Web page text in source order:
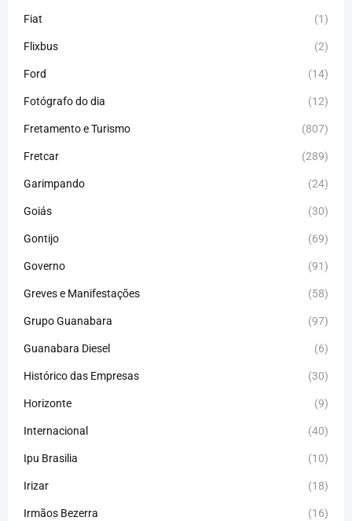
Fiat (1)
Flixbus (2)
Ford (14)
Fotógrafo do dia (12)
Fretamento e Turismo (807)
Fretcar (289)
Garimpando (24)
Goiás (30)
Gontijo (69)
Governo (91)
Greves e Manifestações (58)
Grupo Guanabara (97)
Guanabara Diesel (6)
Histórico das Empresas (30)
Horizonte (9)
Internacional (40)
Ipu Brasilia (10)
Irizar (18)
Irmãos Bezerra (16)